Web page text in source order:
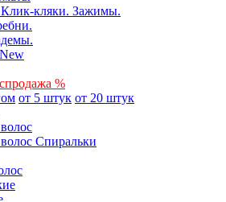
кляки. Зажимы.
%
от 5 штук от 20 штук
Спиральки